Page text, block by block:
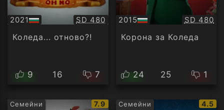
2021
БГ
аудио
Качество:
SD 480
Коледа... отново?!
9 16 7
2015
БГ
аудио
SD 480
Корона за Коледа
24 25 1
Семейни
IMDb
7.9 Семейни
IMDb
4.5